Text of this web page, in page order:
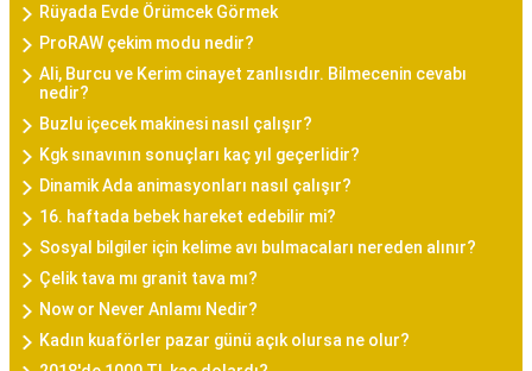
Rüyada Evde Örümcek Görmek
ProRAW çekim modu nedir?
Ali, Burcu ve Kerim cinayet zanlısıdır. Bilmecenin cevabı
nedir?
Buzlu içecek makinesi nasıl çalışır?
Kgk sınavının sonuçları kaç yıl geçerlidir?
Dinamik Ada animasyonları nasıl çalışır?
16. haftada bebek hareket edebilir mi?
Sosyal bilgiler için kelime avı bulmacaları nereden alınır?
Çelik tava mı granit tava mı?
Now or Never Anlamı Nedir?
Kadın kuaförler pazar günü açık olursa ne olur?